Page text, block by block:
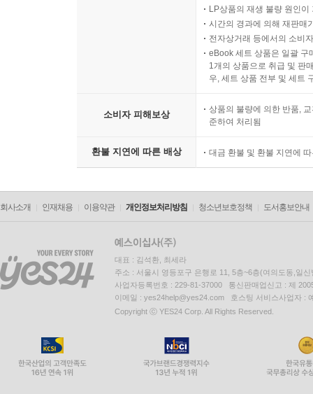
LP상품의 재생 불량 원인
시간의 경과에 의해 재판매
전자상거래 등에서의 소비
eBook 세트 상품은 일괄 구
1개의 상품으로 취급 및 판
우, 세트 상품 전부 및 세트
소비자 피해보상
상품의 불량에 의한 반품,
준하여 처리됨
환불 지연에 따른 배상 대금 환불 및 환불 지연에
회사소개 인재채용 이용약관 개인정보처리방침 청소년보호정책 도서홍보안내
대표 : 김석환, 최세라
주소 : 서울시 영등포구 은행로 11, 5층~6층(여의도동,일신
사업자등록번호 : 229-81-37000 통신판매업신고 : 제
이메일 : yes24help@yes24.com 호스팅 서비스사업자 :
Copyright ⓒ YES24 Corp. All Rights Reserved.